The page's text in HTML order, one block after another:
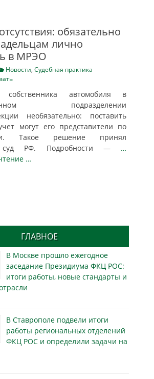
обязательно
лично
в МРЭО
Новости, Судебная практика
собственника автомобиля в
подразделении
необязательно: поставить
могут его представители по
Такое решение принял
суд РФ. Подробности — …
…
ГЛАВНОЕ
В Москве прошло ежегодное
заседание Президиума ФКЦ РОС:
итоги работы, новые стандарты и
В Ставрополе подвели итоги
работы региональных отделений
ФКЦ РОС и определили задачи на